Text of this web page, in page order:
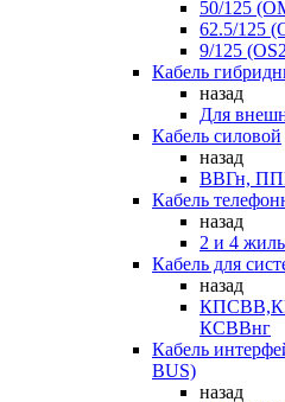
50/125
62.5/125
9/125
Кабель
назад
Для
Кабель силовой
назад
ВВГн,
Кабель
назад
2 и 4
Кабель для
назад
КСВВнг
Кабель
BUS)
назад